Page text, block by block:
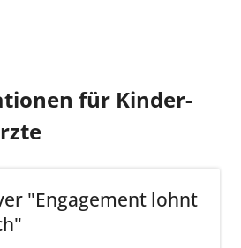
für Kinder-
"Engagement lohnt